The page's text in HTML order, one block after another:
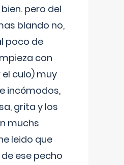
pero del
blando no,
poco de
con
culo) muy
incómodos,
grita y los
muchs
leido que
ese pecho